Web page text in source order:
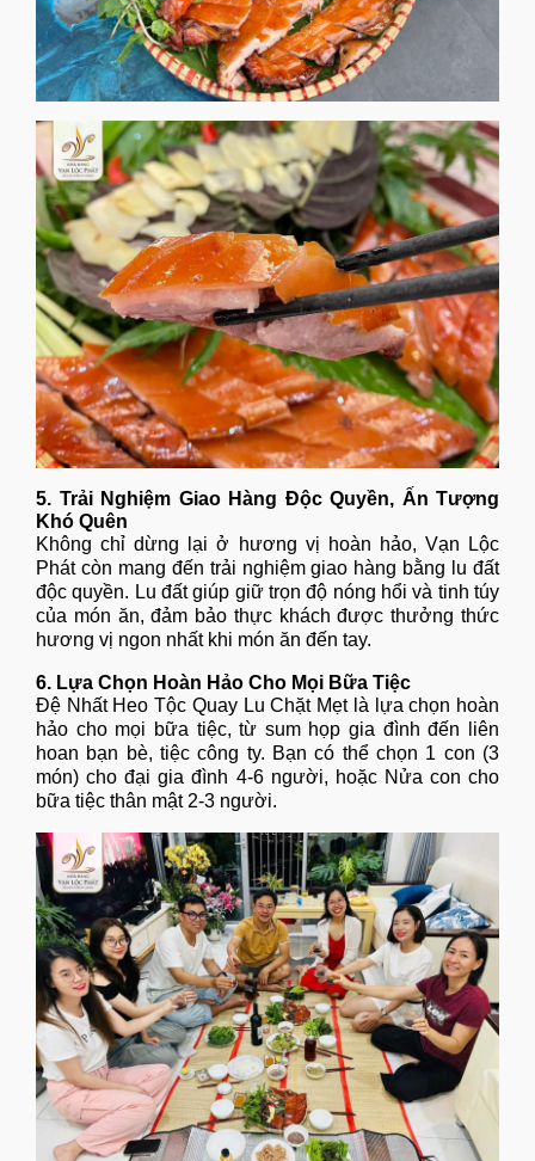
5. Trải Nghiệm Giao Hàng Độc Quyền, Ấn Tượng
Khó Quên
Không chỉ dừng lại ở hương vị hoàn hảo, Vạn Lộc
Phát còn mang đến trải nghiệm giao hàng bằng lu đất
độc quyền. Lu đất giúp giữ trọn độ nóng hổi và tinh túy
của món ăn, đảm bảo thực khách được thưởng thức
hương vị ngon nhất khi món ăn đến tay.
6. Lựa Chọn Hoàn Hảo Cho Mọi Bữa Tiệc
Đệ Nhất Heo Tộc Quay Lu Chặt Mẹt là lựa chọn hoàn
hảo cho mọi bữa tiệc, từ sum họp gia đình đến liên
hoan bạn bè, tiệc công ty. Bạn có thể chọn 1 con (3
món) cho đại gia đình 4-6 người, hoặc Nửa con cho
bữa tiệc thân mật 2-3 người.